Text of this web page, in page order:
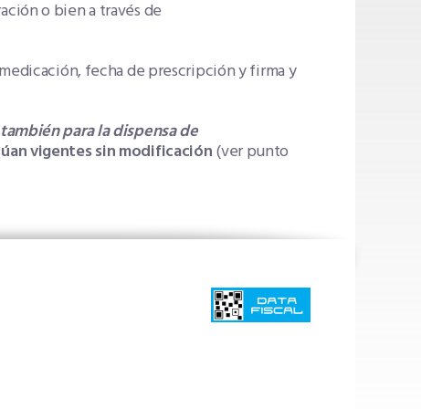
o bien a través de
fecha de prescripción y firma y
para la dispensa de
vigentes sin modificación(ver punto